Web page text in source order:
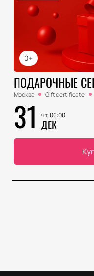
0+
ПОДАРОЧНЫЕ
Москва Gift certificate
31 чт, 00:00
ДЕК